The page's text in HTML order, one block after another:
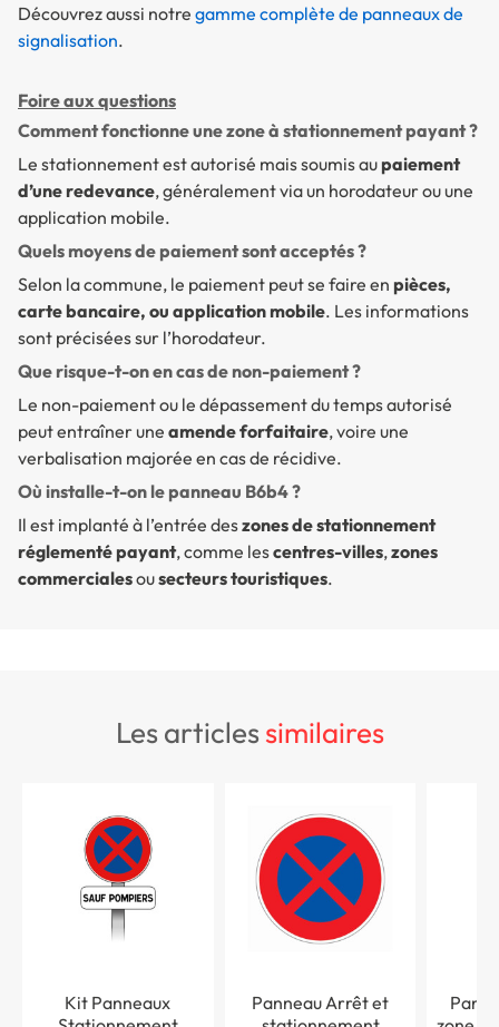
Découvrez aussi notre gamme complète de panneaux de
signalisation.
Foire aux questions
Comment fonctionne une zone à stationnement payant ?
Le stationnement est autorisé mais soumis aupaiement
d’une redevance, généralement via un horodateur ou une
application mobile.
Quels moyens de paiement sont acceptés ?
Selon la commune, le paiement peut se faire en pièces,
carte bancaire, ou application mobile. Les informations
sont précisées sur l’horodateur.
Que risque-t-on en cas de non-paiement ?
Le non-paiement ou le dépassement du temps autorisé
peut entraîner une amende forfaitaire, voire une
verbalisation majorée en cas de récidive.
Où installe-t-on le panneau B6b4 ?
Il est implanté à l’entrée deszones de stationnement
réglementé payant, comme lescentres-villes,zones
commercialesousecteurs touristiques.
les articlessimilaires
Kit Panneaux
Panneau Arrêt et